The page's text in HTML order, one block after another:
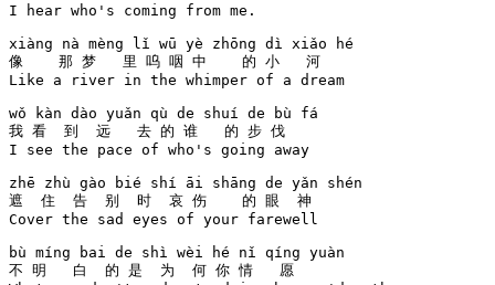
I hear who's coming from me.
xiàng nà mèng lǐ wū yè zhōng dì xiǎo hé
像    那 梦   里 呜 咽 中    的 小   河
Like a river in the whimper of a dream
wǒ kàn dào yuǎn qù de shuí de bù fá
我 看  到  远   去 的 谁   的 步 伐
I see the pace of who's going away
zhē zhù gào bié shí āi shāng de yǎn shén
遮  住  告  别  时  哀 伤    的 眼  神
Cover the sad eyes of your farewell
bù míng bai de shì wèi hé nǐ qíng yuàn
不 明   白  的 是  为  何 你 情   愿